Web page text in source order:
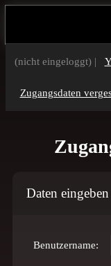
(nicht eingeloggt) |
Zugangsdaten
Daten eingeben
Benutzername: